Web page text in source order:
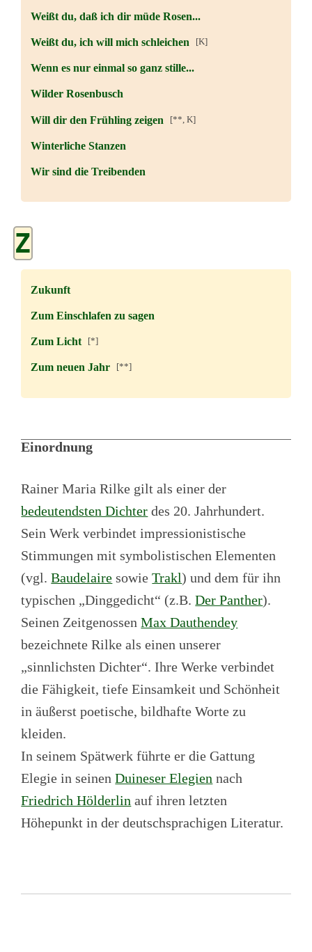
Weißt du, daß ich dir müde Rosen...
Weißt du, ich will mich schleichen [K]
Wenn es nur einmal so ganz stille...
Wilder Rosenbusch
Will dir den Frühling zeigen [**, K]
Winterliche Stanzen
Wir sind die Treibenden
Z
Zukunft
Zum Einschlafen zu sagen
Zum Licht[*]
Zum neuen Jahr[**]
Einordnung
Rainer Maria Rilke gilt als einer der
bedeutendsten Dichter des 20. Jahrhundert.
Sein Werk verbindet impressionistische
Stimmungen mit symbolistischen Elementen
(vgl.Baudelaire sowieTrakl) und dem für ihn
typischen „Dinggedicht“ (z.B.Der Panther).
Seinen ZeitgenossenMax Dauthendey
bezeichnete Rilke als einen unserer
„sinnlichsten Dichter“. Ihre Werke verbindet
die Fähigkeit, tiefe Einsamkeit und Schönheit
in äußerst poetische, bildhafte Worte zu
kleiden.
In seinem Spätwerk führte er die Gattung
Elegie in seinenDuineser Elegien nach
Friedrich Hölderlin auf ihren letzten
Höhepunkt in der deutschsprachigen Literatur.